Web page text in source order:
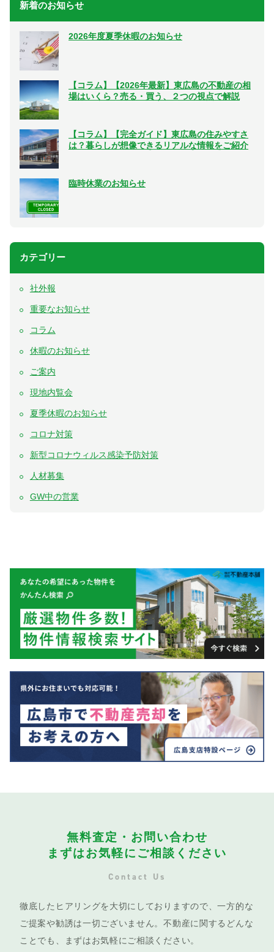
新着のお知らせ
2026年度夏季休暇のお知らせ
【コラム】【2026年最新】東広島の不動産の相
場はいくら？売る・買う、２つの視点で解説
【コラム】【完全ガイド】東広島の住みやすさ
は？暮らしが想像できるリアルな情報をご紹介
臨時休業のお知らせ
カテゴリー
社外報
重要なお知らせ
コラム
休暇のお知らせ
ご案内
現地内覧会
夏季休暇のお知らせ
コロナ対策
新型コロナウィルス感染予防対策
人材募集
GW中の営業
無料査定・お問い合わせ
まずはお気軽にご相談ください
Contact Us
徹底したヒアリングを大切にしておりますので、一方的な
ご提案や勧誘は一切ございません。不動産に関するどんな
ことでも、まずはお気軽にご相談ください。